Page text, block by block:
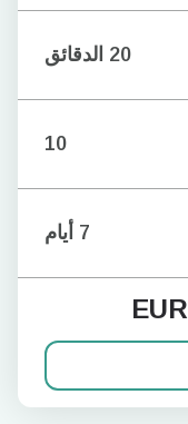
20 الدقائق
10
7 أيام
EUR